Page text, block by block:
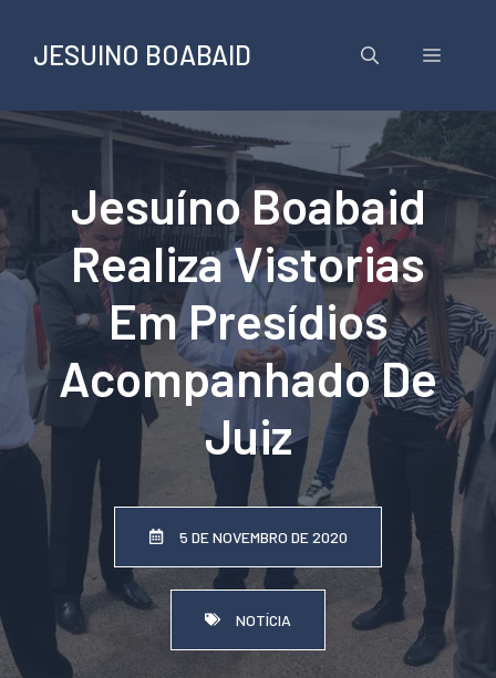
conteúdo
JESUINO BOABAID Menu
Jesuíno Boabaid
Realiza Vistorias
Em Presídios
Acompanhado De
Juiz
5 DE NOVEMBRO DE 2020
NOTÍCIA